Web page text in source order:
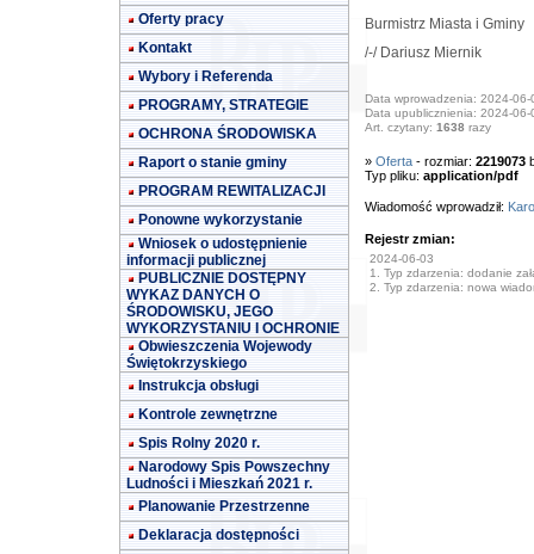
Oferty pracy
Kontakt
Wybory i Referenda
PROGRAMY, STRATEGIE
OCHRONA ŚRODOWISKA
Raport o stanie gminy
PROGRAM REWITALIZACJI
Ponowne wykorzystanie
Wniosek o udostępnienie
informacji publicznej
PUBLICZNIE DOSTĘPNY
WYKAZ DANYCH O
ŚRODOWISKU, JEGO
WYKORZYSTANIU I OCHRONIE
Obwieszczenia Wojewody
Świętokrzyskiego
Instrukcja obsługi
Kontrole zewnętrzne
Spis Rolny 2020 r.
Narodowy Spis Powszechny
Ludności i Mieszkań 2021 r.
Planowanie Przestrzenne
Deklaracja dostępności
Burmistrz Miasta i Gminy
/-/ Dariusz Miernik
Data wprowadzenia: 2024-06-
Data upublicznienia: 2024-06-
Art. czytany: 1638 razy
» Oferta- rozmiar: 2219073
Typ pliku: application/pdf
Wiadomość wprowadził:
Rejestr zmian:
2024-06-03
1. Typ zdarzenia: dodanie
2. Typ zdarzenia: nowa